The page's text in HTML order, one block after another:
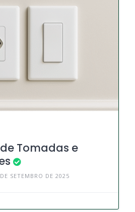
Tomadas e
SETEMBRO DE 2025